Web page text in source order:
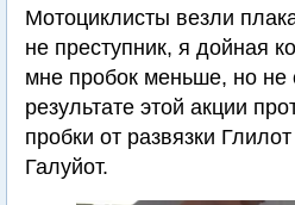
Мотоциклисты везли
не преступник, я дойная
мне пробок меньше, но не
результате этой акции
пробки от развязки
Галуйот.